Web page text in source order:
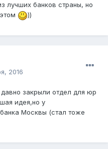
лучших банков страны, но
))
2016
закрыли отдел для юр
идея,но у
Москвы (стал тоже